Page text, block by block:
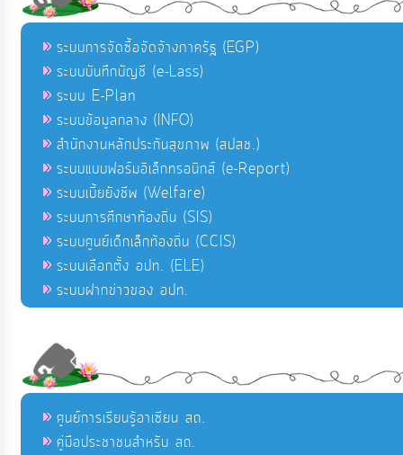
ระบบการจัดซื้อจัดจ้างภาครัฐ (EGP)
ระบบบันทึกบัญชี (e-Lass)
ระบบ E-Plan
ระบบข้อมูลกลาง (INFO)
สำนักงานหลักประกันสุขภาพ (สปสช.)
ระบบแบบฟอร์มอิเล็กทรอนิกส์ (e-Report)
ระบบเบี้ยยังชีพ (Welfare)
ระบบการศึกษาท้องถิ่น (SIS)
ระบบศูนย์เด็กเล็กท้องถิ่น (CCIS)
ระบบเลือกตั้ง อปท. (ELE)
ระบบฝากข่าวของ อปท.
ศูนย์การเรียนรู้อาเซียน สถ.
คู่มือประชาชนสำหรับ สถ.